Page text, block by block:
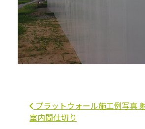
投稿ナビゲーシ
プラットウォール施工例写真
室内間仕切り